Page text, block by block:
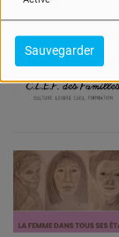
Sauvegarder